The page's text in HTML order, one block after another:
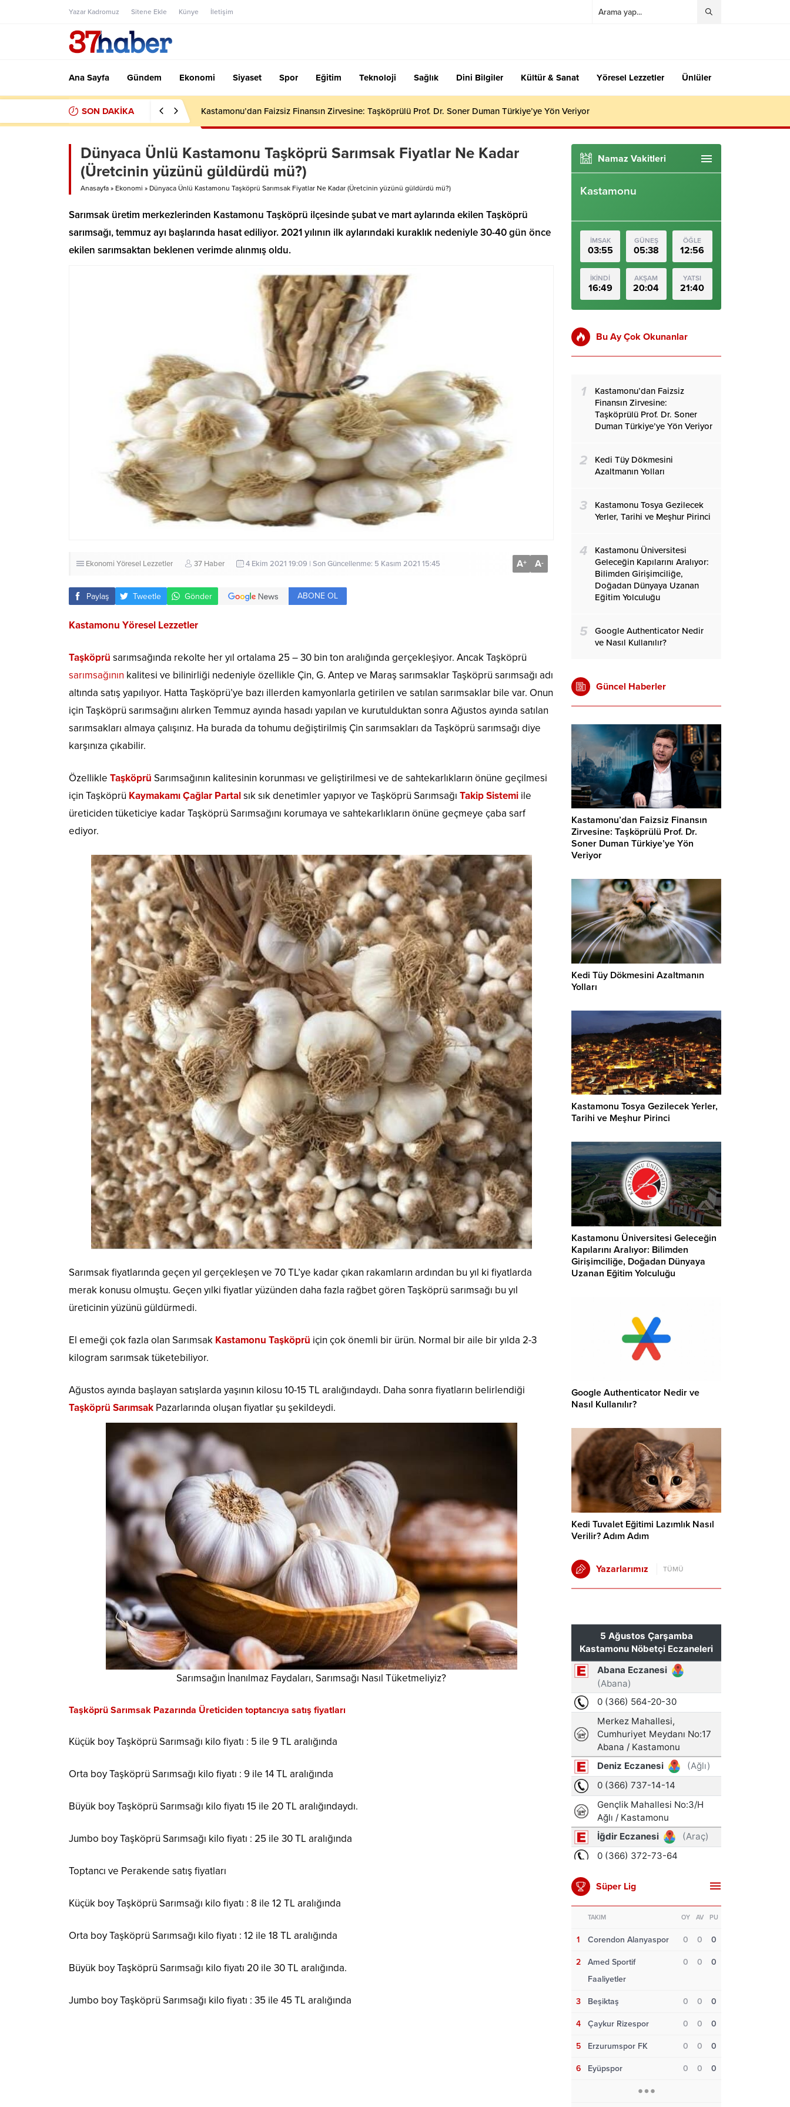
Yazar Kadromuz Sitene Ekle Künye İletişim
Ana Sayfa Gündem Ekonomi Siyaset Spor Eğitim Teknoloji Sağlık Dini Bilgiler Kültür & Sanat Yöresel Lezzetler Ünlüler
SON DAKİKA Kastamonu’dan Faizsiz Finansın Zirvesine: Taşköprülü Prof. Dr. Soner Duman Türkiye’ye Yön Veriyor
Dünyaca Ünlü Kastamonu Taşköprü Sarımsak Fiyatlar Ne Kadar
(Üretcinin yüzünü güldürdü mü?)
Anasayfa » Ekonomi » Dünyaca Ünlü Kastamonu Taşköprü Sarımsak Fiyatlar Ne Kadar (Üretcinin yüzünü güldürdü mü?)
Sarımsak üretim merkezlerinden Kastamonu Taşköprü ilçesinde şubat ve mart aylarında ekilen Taşköprü
sarımsağı, temmuz ayı başlarında hasat ediliyor. 2021 yılının ilk aylarındaki kuraklık nedeniyle 30-40 gün önce
ekilen sarımsaktan beklenen verimde alınmış oldu.
Ekonomi Yöresel Lezzetler 37 Haber 4 Ekim 2021 19:09 | Son Güncellenme: 5 Kasım 2021 15:45 A+ A-
Paylaş Tweetle Gönder ABONE OL
Kastamonu Yöresel Lezzetler
Taşköprü sarımsağında rekolte her yıl ortalama 25 – 30 bin ton aralığında gerçekleşiyor. Ancak Taşköprü
sarımsağının kalitesi ve bilinirliği nedeniyle özellikle Çin, G. Antep ve Maraş sarımsaklar Taşköprü sarımsağı adı
altında satış yapılıyor. Hatta Taşköprü’ye bazı illerden kamyonlarla getirilen ve satılan sarımsaklar bile var. Onun
için Taşköprü sarımsağını alırken Temmuz ayında hasadı yapılan ve kurutulduktan sonra Ağustos ayında satılan
sarımsakları almaya çalışınız. Ha burada da tohumu değiştirilmiş Çin sarımsakları da Taşköprü sarımsağı diye
karşınıza çıkabilir.
Özellikle Taşköprü Sarımsağının kalitesinin korunması ve geliştirilmesi ve de sahtekarlıkların önüne geçilmesi
için Taşköprü Kaymakamı Çağlar Partalsık sık denetimler yapıyor ve Taşköprü Sarımsağı Takip Sistemi ile
üreticiden tüketiciye kadar Taşköprü Sarımsağını korumaya ve sahtekarlıkların önüne geçmeye çaba sarf
ediyor.
Sarımsak fiyatlarında geçen yıl gerçekleşen ve 70 TL’ye kadar çıkan rakamların ardından bu yıl ki fiyatlarda
merak konusu olmuştu. Geçen yılki fiyatlar yüzünden daha fazla rağbet gören Taşköprü sarımsağı bu yıl
üreticinin yüzünü güldürmedi.
El emeği çok fazla olan Sarımsak Kastamonu Taşköprü için çok önemli bir ürün. Normal bir aile bir yılda 2-3
kilogram sarımsak tüketebiliyor.
Ağustos ayında başlayan satışlarda yaşının kilosu 10-15 TL aralığındaydı. Daha sonra fiyatların belirlendiği
Taşköprü Sarımsak Pazarlarında oluşan fiyatlar şu şekildeydi.
Sarımsağın İnanılmaz Faydaları, Sarımsağı Nasıl Tüketmeliyiz?
Taşköprü Sarımsak Pazarında Üreticiden toptancıya satış fiyatları
Küçük boy Taşköprü Sarımsağı kilo fiyatı : 5 ile 9 TL aralığında
Orta boy Taşköprü Sarımsağı kilo fiyatı : 9 ile 14 TL aralığında
Büyük boy Taşköprü Sarımsağı kilo fiyatı 15 ile 20 TL aralığındaydı.
Jumbo boy Taşköprü Sarımsağı kilo fiyatı : 25 ile 30 TL aralığında
Toptancı ve Perakende satış fiyatları
Küçük boy Taşköprü Sarımsağı kilo fiyatı : 8 ile 12 TL aralığında
Orta boy Taşköprü Sarımsağı kilo fiyatı : 12 ile 18 TL aralığında
Büyük boy Taşköprü Sarımsağı kilo fiyatı 20 ile 30 TL aralığında.
Jumbo boy Taşköprü Sarımsağı kilo fiyatı : 35 ile 45 TL aralığında
Namaz Vakitleri
Kastamonu
İMSAK
03:55
GÜNEŞ
05:38
ÖĞLE
12:56
İKİNDİ
16:49
AKŞAM
20:04
YATSI
21:40
Bu Ay Çok Okunanlar
1
Kastamonu’dan Faizsiz
Finansın Zirvesine:
Taşköprülü Prof. Dr. Soner
Duman Türkiye’ye Yön Veriyor
2
Kedi Tüy Dökmesini
Azaltmanın Yolları
3
Kastamonu Tosya Gezilecek
Yerler, Tarihi ve Meşhur Pirinci
4
Kastamonu Üniversitesi
Geleceğin Kapılarını Aralıyor:
Bilimden Girişimciliğe,
Doğadan Dünyaya Uzanan
Eğitim Yolculuğu
5
Google Authenticator Nedir
ve Nasıl Kullanılır?
Güncel Haberler
Kastamonu’dan Faizsiz Finansın
Zirvesine: Taşköprülü Prof. Dr.
Soner Duman Türkiye’ye Yön
Veriyor
Kedi Tüy Dökmesini Azaltmanın
Yolları
Kastamonu Tosya Gezilecek Yerler,
Tarihi ve Meşhur Pirinci
Kastamonu Üniversitesi Geleceğin
Kapılarını Aralıyor: Bilimden
Girişimciliğe, Doğadan Dünyaya
Uzanan Eğitim Yolculuğu
Google Authenticator Nedir ve
Nasıl Kullanılır?
Kedi Tuvalet Eğitimi Lazımlık Nasıl
Verilir? Adım Adım
Yazarlarımız TÜMÜ
Süper Lig
TAKIM OY AV PU
1 Corendon Alanyaspor 0 0 0
2
Amed Sportif
Faaliyetler
0 0 0
3 Beşiktaş 0 0 0
4 Çaykur Rizespor 0 0 0
5 Erzurumspor FK 0 0 0
6 Eyüpspor 0 0 0